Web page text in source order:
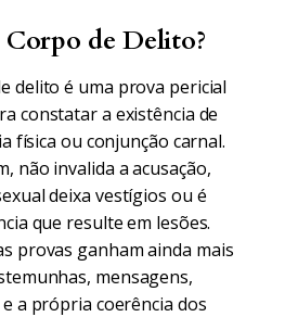
Corpo de Delito?
delito é uma prova pericial
constatar a existência de
física ou conjunção carnal.
não invalida a acusação,
deixa vestígios ou é
que resulte em lesões.
provas ganham ainda mais
mensagens,
a própria coerência dos